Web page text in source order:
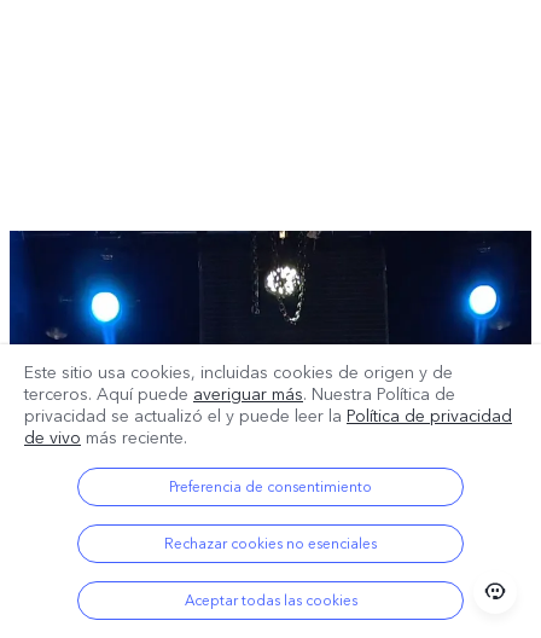
Este sitio usa cookies, incluidas cookies de origen y de
terceros. Aquí puede averiguar más. Nuestra Política de
privacidad se actualizó el y puede leer la Política de privacidad
de vivo más reciente.
Preferencia de consentimiento
Rechazar cookies no esenciales
Aceptar todas las cookies